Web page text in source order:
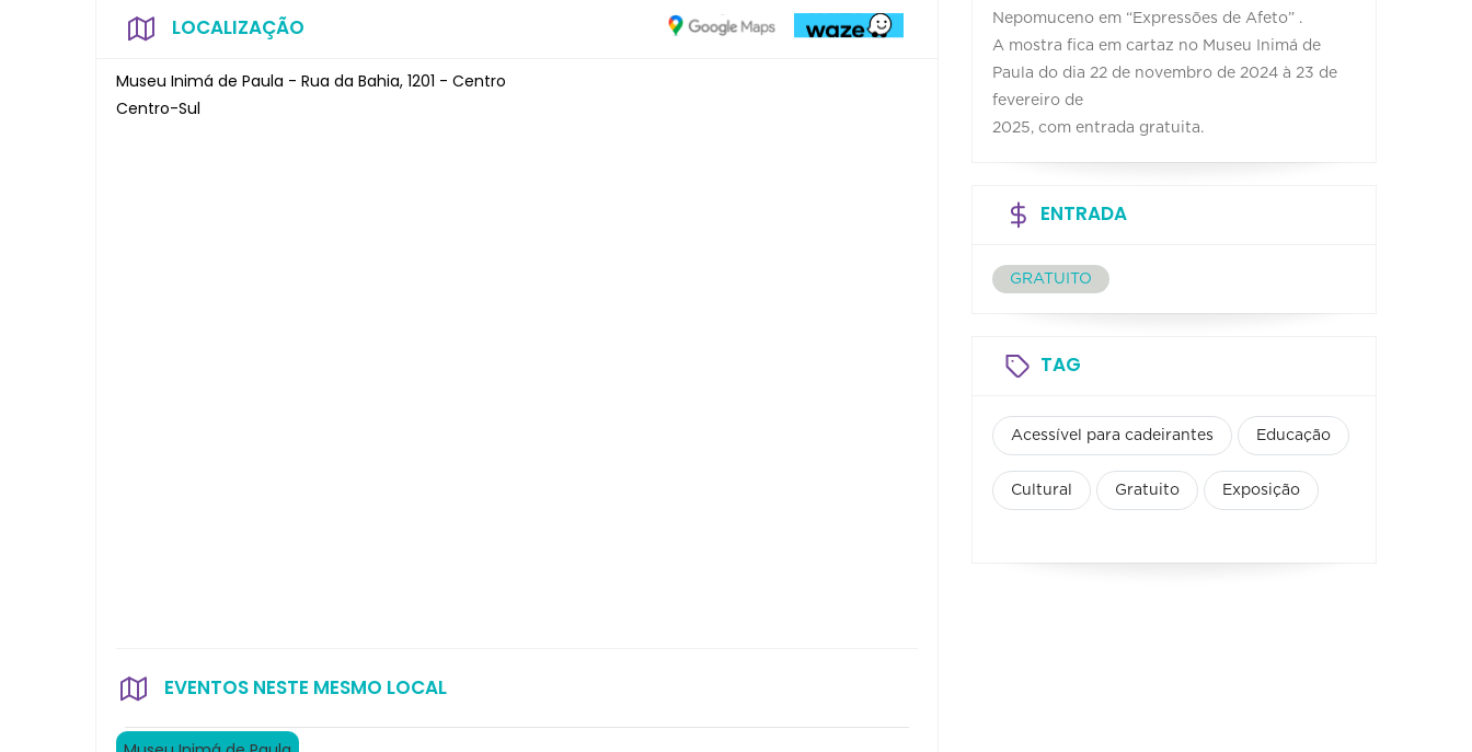
LOCALIZAÇÃO
Museu Inimá de Paula - Rua da Bahia, 1201 - Centro
Centro-Sul
EVENTOS NESTE MESMO LOCAL
Nepomuceno em “Expressões de Afeto” .
A mostra fica em cartaz no Museu Inimá de
Paula do dia 22 de novembro de 2024 à 23 de
fevereiro de
2025, com entrada gratuita.
ENTRADA
GRATUITO
TAG
Acessível para cadeirantes Educação
Cultural Gratuito Exposição